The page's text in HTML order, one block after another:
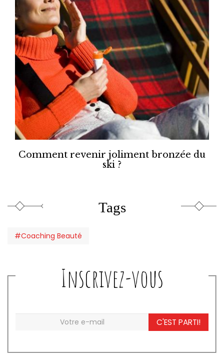
Comment revenir joliment bronzée du
ski ?
Tags
#Coaching Beauté
Inscrivez-vous
C'EST PARTI!